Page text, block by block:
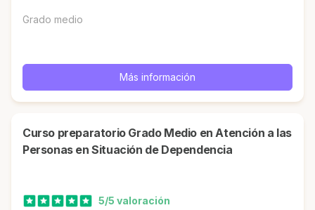
Grado medio
Más información
Curso preparatorio Grado Medio en Atención a las
Personas en Situación de Dependencia
5/5 valoración